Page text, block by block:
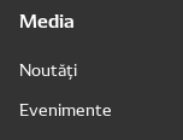
Media
Noutăți
Evenimente